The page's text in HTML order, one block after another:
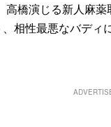
高橋演じる新人麻
相性最悪なバデ